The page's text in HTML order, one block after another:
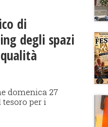
di
degli spazi
domenica 27
per i